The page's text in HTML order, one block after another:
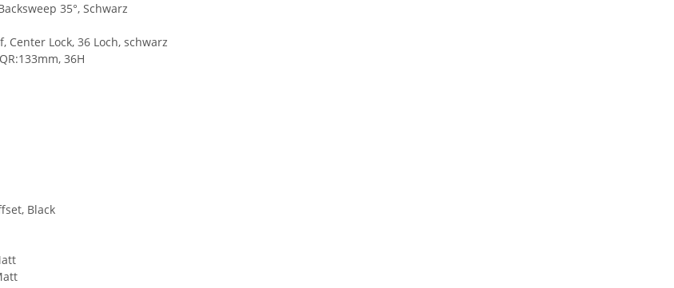
35°, Schwarz
Center Lock, 36 Loch, schwarz
36H
Black